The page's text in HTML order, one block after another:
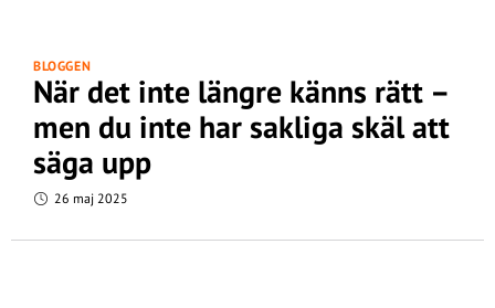
BLOGGEN
När det inte längre känns rätt –
men du inte har sakliga skäl att
säga upp
26 maj 2025